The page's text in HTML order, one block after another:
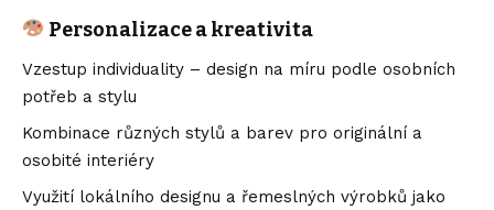
Personalizace a kreativita
Vzestup individuality – design na míru podle osobních
potřeb a stylu
Kombinace různých stylů a barev pro originální a
osobité interiéry
Využití lokálního designu a řemeslných výrobků jako